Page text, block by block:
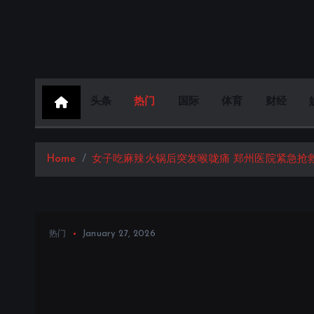
头条 热门 国际 体育 财经
Home 女子吃麻辣火锅后突发喉咙痛 郑州医院紧急抢
热门 January 27, 2026